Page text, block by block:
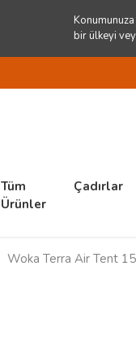
bir ülkeyi
Tüm
Ürünler
Çadırlar
Woka Terra Air Tent